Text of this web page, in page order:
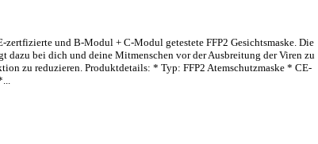
zertfizierte und B-Modul + C-Modul getestete FFP2 Gesichtsmaske. Die
dazu bei dich und deine Mitmenschen vor der Ausbreitung der Viren zu
zu reduzieren. Produktdetails: * Typ: FFP2 Atemschutzmaske * CE-